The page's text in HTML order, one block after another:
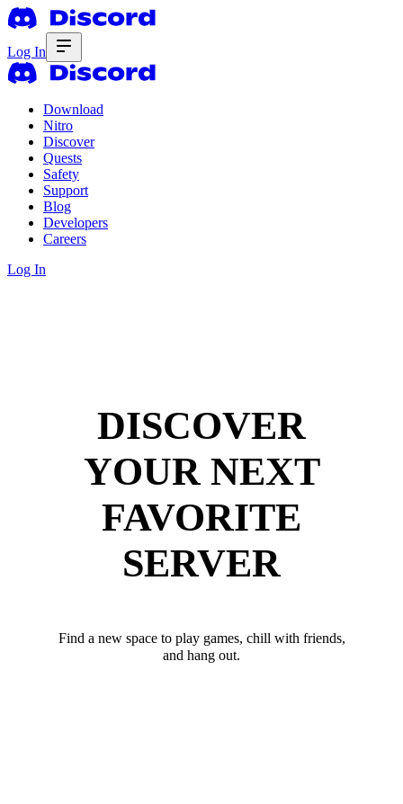
Log In
Download
Nitro
Discover
Quests
Safety
Support
Blog
Developers
Careers
Log In
DISCOVER
YOUR NEXT
FAVORITE
SERVER
Find a new space to play games, chill with friends,
and hang out.